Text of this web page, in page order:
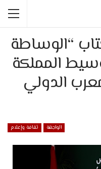
“الوساطة
المملكة
الدولي
الواجهة ثقافة وإعلام